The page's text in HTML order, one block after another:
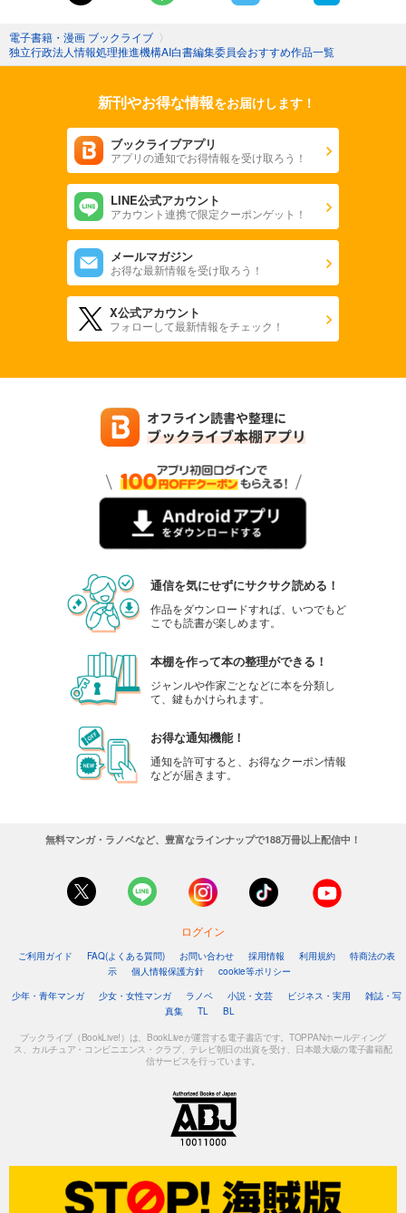
電子書籍・漫画 ブックライブ 〉
独立行政法人情報処理推進機構AI白書編集委員会おすすめ作品一覧
新刊やお得な情報をお届けします！
ブックライブアプリ
アプリの通知でお得情報を受け取ろう！
LINE公式アカウント
アカウント連携で限定クーポンゲット！
メールマガジン
お得な最新情報を受け取ろう！
X公式アカウント
フォローして最新情報をチェック！
通信を気にせずにサクサク読める！
作品をダウンロードすれば、いつでもど
こでも読書が楽しめます。
本棚を作って本の整理ができる！
ジャンルや作家ごとなどに本を分類し
て、鍵もかけられます。
お得な通知機能！
通知を許可すると、お得なクーポン情報
などが届きます。
無料マンガ・ラノベなど、豊富なラインナップで188万冊以上配信中！
ログイン
ご利用ガイド FAQ(よくある質問) お問い合わせ 採用情報 利用規約
特商法の表
示
個人情報保護方針
cookie等ポリシー
少年・青年マンガ
少女・女性マンガ ラノベ 小説・文芸 ビジネス・実用
雑誌・写
真集
TL BL
ブックライブ（BookLive!）は、BookLiveが運営する電子書店です。TOPPANホールディング
ス、カルチュア・コンビニエンス・クラブ、テレビ朝日の出資を受け、日本最大級の電子書籍配
信サービスを行っています。